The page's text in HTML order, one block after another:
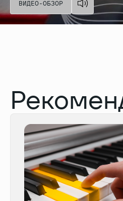
ВИДЕО-ОБЗОР
ВИДЕО-ОБЗОР